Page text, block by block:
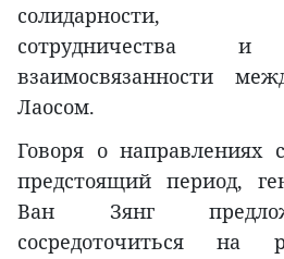
солидарности,
сотрудничества и
взаимосвязанности
Лаосом.
Говоря о направлениях
предстоящий период,
Ван Зянг
сосредоточиться на